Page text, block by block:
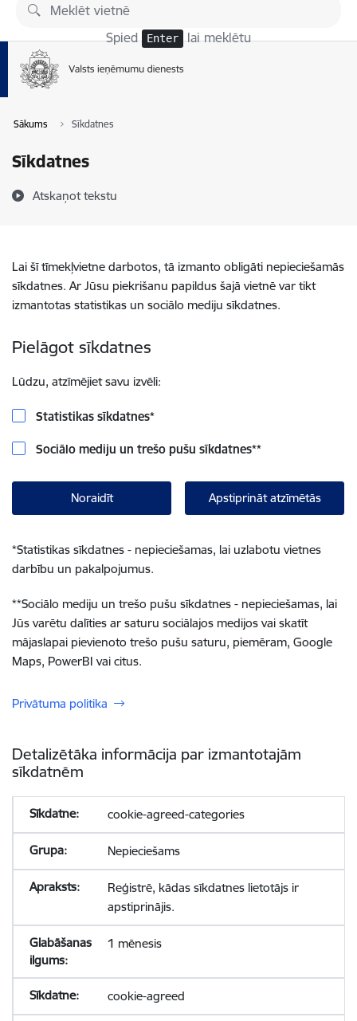
Pāriet uz lapas saturu
Spied Enter lai meklētu
Sākums Sīkdatnes
Sīkdatnes
Atskaņot tekstu
Lai šī tīmekļvietne darbotos, tā izmanto obligāti nepieciešamās
sīkdatnes. Ar Jūsu piekrišanu papildus šajā vietnē var tikt
izmantotas statistikas un sociālo mediju sīkdatnes.
Pielāgot sīkdatnes
Lūdzu, atzīmējiet savu izvēli:
Statistikas sīkdatnes*
Sociālo mediju un trešo pušu sīkdatnes**
Noraidīt Apstiprināt atzīmētās
*Statistikas sīkdatnes - nepieciešamas, lai uzlabotu vietnes
darbību un pakalpojumus.
**Sociālo mediju un trešo pušu sīkdatnes - nepieciešamas, lai
Jūs varētu dalīties ar saturu sociālajos medijos vai skatīt
mājaslapai pievienoto trešo pušu saturu, piemēram, Google
Maps, PowerBI vai citus.
Privātuma politika
Detalizētāka informācija par izmantotajām
sīkdatnēm
cookie-agreed-categories
Nepieciešams
Reģistrē, kādas sīkdatnes lietotājs ir
apstiprinājis.
1 mēnesis
cookie-agreed